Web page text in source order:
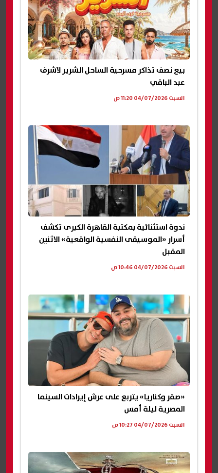
بيع نصف تذاكر مسرحية الساحل الشرير لأشرف
عبد الباقي
السبت 04/07/2026 11:20 ص
ندوة استثنائية بمكتبة القاهرة الكبرى تكشف
أسرار «الموسيقى النفسية الواقعية» الاثنين
المقبل
السبت 04/07/2026 10:46 ص
«صقر وكناريا» يتربع على عرش إيرادات السينما
المصرية ليلة أمس
السبت 04/07/2026 10:27 ص